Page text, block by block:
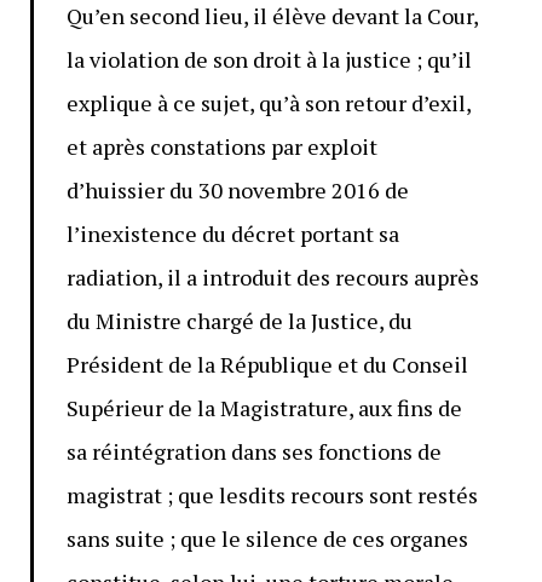
Qu’en second lieu, il élève devant la Cour,
la violation de son droit à la justice ; qu’il
explique à ce sujet, qu’à son retour d’exil,
et après constations par exploit
d’huissier du 30 novembre 2016 de
l’inexistence du décret portant sa
radiation, il a introduit des recours auprès
du Ministre chargé de la Justice, du
Président de la République et du Conseil
Supérieur de la Magistrature, aux fins de
sa réintégration dans ses fonctions de
magistrat ; que lesdits recours sont restés
sans suite ; que le silence de ces organes